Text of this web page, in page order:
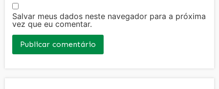
Salvar meus dados neste navegador para a próxima
vez que eu comentar.